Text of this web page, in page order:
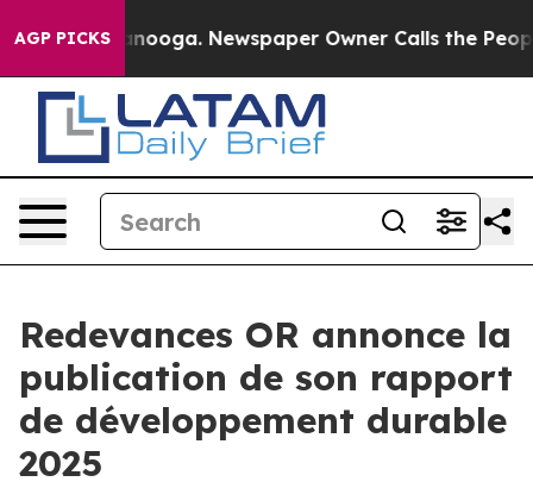
AGP PICKS
Chattanooga. Newspaper Owner Calls the People
Redevances OR annonce la
publication de son rapport
de développement durable
2025